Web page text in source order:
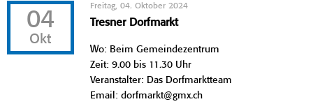
04
Okt
Freitag, 04. Oktober 2024
Tresner Dorfmarkt
Wo: Beim Gemeindezentrum
Zeit: 9.00 bis 11.30 Uhr
Veranstalter: Das Dorfmarktteam
Email: dorfmarkt@gmx.ch